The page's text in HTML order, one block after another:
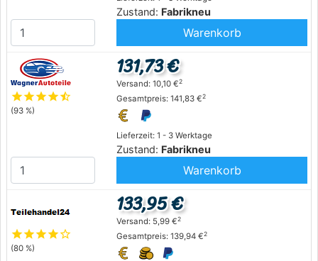
Zustand: Fabrikneu
Warenkorb
starstarstarstarstar_half
(93 %)
Lieferzeit: 1 - 3 Werktage
Zustand: Fabrikneu
131,73 €
Versand: 10,10 €2
Gesamtpreis: 141,83 €2
Warenkorb
starstarstarstarstar_outline
(80 %)
133,95 €
Versand: 5,99 €2
Gesamtpreis: 139,94 €2